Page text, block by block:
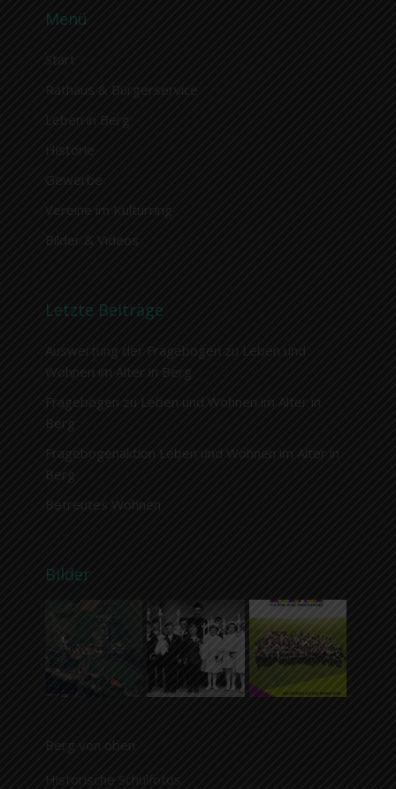
Menü
Start
Rathaus & Bürgerservice
Leben in Berg
Historie
Gewerbe
Vereine im Kulturring
Bilder & Videos
Letzte Beiträge
Auswertung der Fragebogen zu Leben und
Wohnen im Alter in Berg
Fragebogen zu Leben und Wohnen im Alter in
Berg
Fragebogenaktion Leben und Wohnen im Alter in
Berg
Betreutes Wohnen
Bilder
Berg von oben
Historische Schulfotos